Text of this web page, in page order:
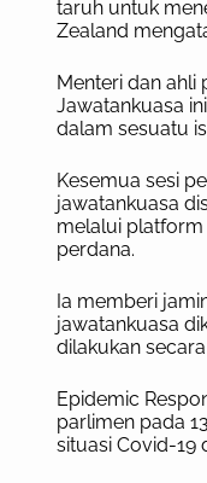
taruh untuk
Zealand
Menteri dan ahli
Jawatankuasa
dalam sesuatu
Kesemua sesi
jawatankuasa
melalui platform
perdana.
Ia memberi
jawatankuasa
dilakukan
Epidemic
parlimen pada
situasi Covid-19